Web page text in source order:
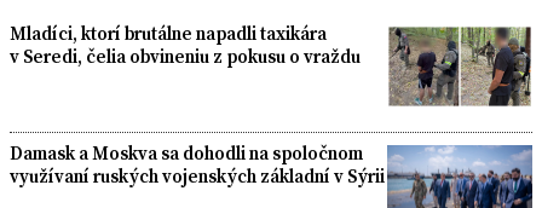
Mladíci, ktorí brutálne napadli taxikára
v Seredi, čelia obvineniu z pokusu o vraždu
Damask a Moskva sa dohodli na spoločnom
využívaní ruských vojenských základní v Sýrii